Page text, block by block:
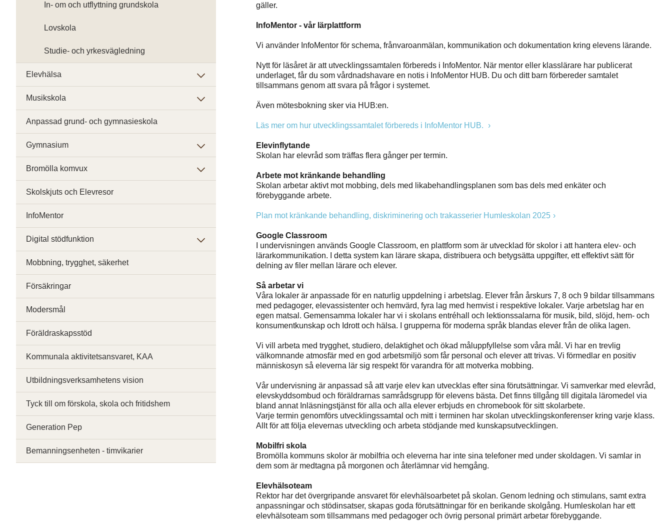
gäller.
InfoMentor - vår lärplattform
Vi använder InfoMentor för schema, frånvaroanmälan, kommunikation och dokumentation kring elevens lärande.
Nytt för läsåret är att utvecklingssamtalen förbereds i InfoMentor. När mentor eller klasslärare har publicerat
underlaget, får du som vårdnadshavare en notis i InfoMentor HUB. Du och ditt barn förbereder samtalet
tillsammans genom att svara på frågor i systemet.
Även mötesbokning sker via HUB:en.
Läs mer om hur utvecklingssamtalet förbereds i InfoMentor HUB.
Elevinflytande
Skolan har elevråd som träffas flera gånger per termin.
Arbete mot kränkande behandling
Skolan arbetar aktivt mot mobbing, dels med likabehandlingsplanen som bas dels med enkäter och
förebyggande arbete.
Plan mot kränkande behandling, diskriminering och trakasserier Humleskolan 2025
Google Classroom
I undervisningen används Google Classroom, en plattform som är utvecklad för skolor i att hantera elev- och
lärarkommunikation. I detta system kan lärare skapa, distribuera och betygsätta uppgifter, ett effektivt sätt för
delning av filer mellan lärare och elever.
Så arbetar vi
Våra lokaler är anpassade för en naturlig uppdelning i arbetslag. Elever från årskurs 7, 8 och 9 bildar tillsammans
med pedagoger, elevassistenter och hemvärd, fyra lag med hemvist i respektive lokaler. Varje arbetslag har en
egen matsal. Gemensamma lokaler har vi i skolans entréhall och lektionssalarna för musik, bild, slöjd, hem- och
konsumentkunskap och Idrott och hälsa. I grupperna för moderna språk blandas elever från de olika lagen.
Vi vill arbeta med trygghet, studiero, delaktighet och ökad måluppfyllelse som våra mål. Vi har en trevlig
välkomnande atmosfär med en god arbetsmiljö som får personal och elever att trivas. Vi förmedlar en positiv
människosyn så eleverna lär sig respekt för varandra för att motverka mobbing.
Vår undervisning är anpassad så att varje elev kan utvecklas efter sina förutsättningar. Vi samverkar med elevråd,
elevskyddsombud och föräldrarnas samrådsgrupp för elevens bästa. Det finns tillgång till digitala läromedel via
bland annat Inläsningstjänst för alla och alla elever erbjuds en chromebook för sitt skolarbete.
Varje termin genomförs utvecklingssamtal och mitt i terminen har skolan utvecklingskonferenser kring varje klass.
Allt för att följa elevernas utveckling och arbeta stödjande med kunskapsutvecklingen.
Mobilfri skola
Bromölla kommuns skolor är mobilfria och eleverna har inte sina telefoner med under skoldagen. Vi samlar in
dem som är medtagna på morgonen och återlämnar vid hemgång.
Elevhälsoteam
Rektor har det övergripande ansvaret för elevhälsoarbetet på skolan. Genom ledning och stimulans, samt extra
anpassningar och stödinsatser, skapas goda förutsättningar för en berikande skolgång. Humleskolan har ett
elevhälsoteam som tillsammans med pedagoger och övrig personal primärt arbetar förebyggande.
In- om och utflyttning grundskola
Lovskola
Studie- och yrkesvägledning
Elevhälsa
Musikskola
Anpassad grund- och gymnasieskola
Gymnasium
Bromölla komvux
Skolskjuts och Elevresor
InfoMentor
Digital stödfunktion
Mobbning, trygghet, säkerhet
Försäkringar
Modersmål
Föräldraskapsstöd
Kommunala aktivitetsansvaret, KAA
Utbildningsverksamhetens vision
Tyck till om förskola, skola och fritidshem
Generation Pep
Bemanningsenheten - timvikarier